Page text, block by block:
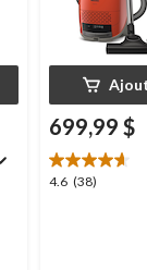
699,99 $
4.6 (38)
4.6